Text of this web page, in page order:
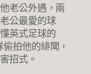
老公外遇，兩
公最愛的球
英式足球的
拍他的緋聞，
招式。